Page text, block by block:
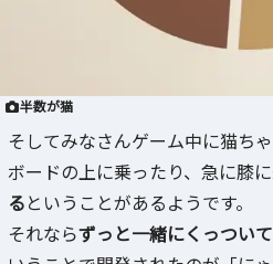
半数が猫
そしてみなさんゲーム中に猫ち
ボードの上に乗ったり、急に膝
るということがあるようです。
それならずっと一緒にくっつい